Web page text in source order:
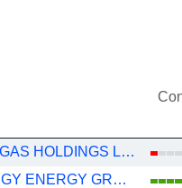
CHINA GAS HOLDINGS LIMITED
NATURGY ENERGY GROUP, S.A.